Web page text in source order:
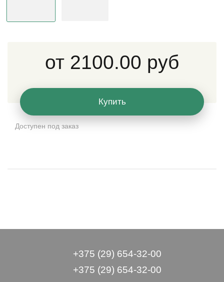
Доступен под заказ
от 2100.00 руб
Купить
+375 (29) 654-32-00
+375 (29) 654-32-00